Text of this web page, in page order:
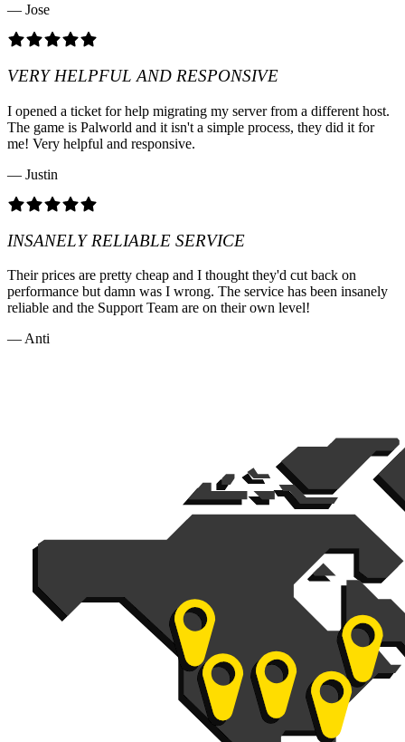
— Jose
VERY HELPFUL AND RESPONSIVE
I opened a ticket for help migrating my server from a different host.
The game is Palworld and it isn't a simple process, they did it for
me! Very helpful and responsive.
— Justin
INSANELY RELIABLE SERVICE
Their prices are pretty cheap and I thought they'd cut back on
performance but damn was I wrong. The service has been insanely
reliable and the Support Team are on their own level!
— Anti